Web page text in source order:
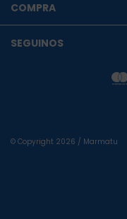
COMPRA
SEGUINOS
© Copyright 2026 / Marmatu